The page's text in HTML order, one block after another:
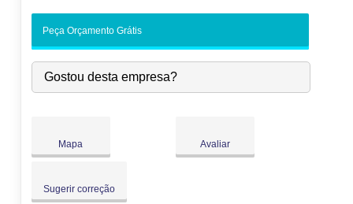
-
Qua:
09:00-18:00
Qui:
09:00-18:00
●
Peça Orçamento Grátis
Gostou desta empresa?
Mapa Avaliar
Sugerir correção